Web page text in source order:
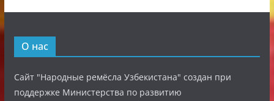
О нас
Сайт "Народные ремёсла Узбекистана" создан при
поддержке Министерства по развитию